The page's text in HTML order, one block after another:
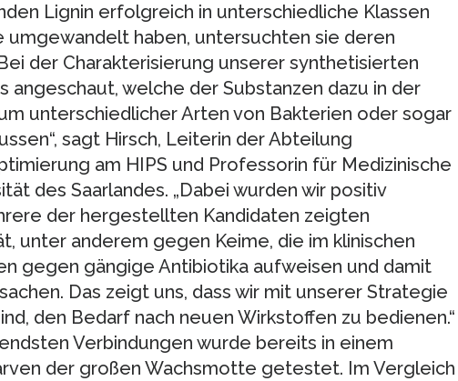
Lignin erfolgreich in unterschiedliche Klassen
haben, untersuchten sie deren
der Charakterisierung unserer synthetisierten
angeschaut, welche der Substanzen dazu in der
unterschiedlicher Arten von Bakterien oder sogar
sagt Hirsch, Leiterin der Abteilung
am HIPS und Professorin für Medizinische
des Saarlandes. „Dabei wurden wir positiv
der hergestellten Kandidaten zeigten
unter anderem gegen Keime, die im klinischen
gegen gängige Antibiotika aufweisen und damit
Das zeigt uns, dass wir mit unserer Strategie
den Bedarf nach neuen Wirkstoffen zu bedienen.“
Verbindungen wurde bereits in einem
der großen Wachsmotte getestet. Im Vergleich